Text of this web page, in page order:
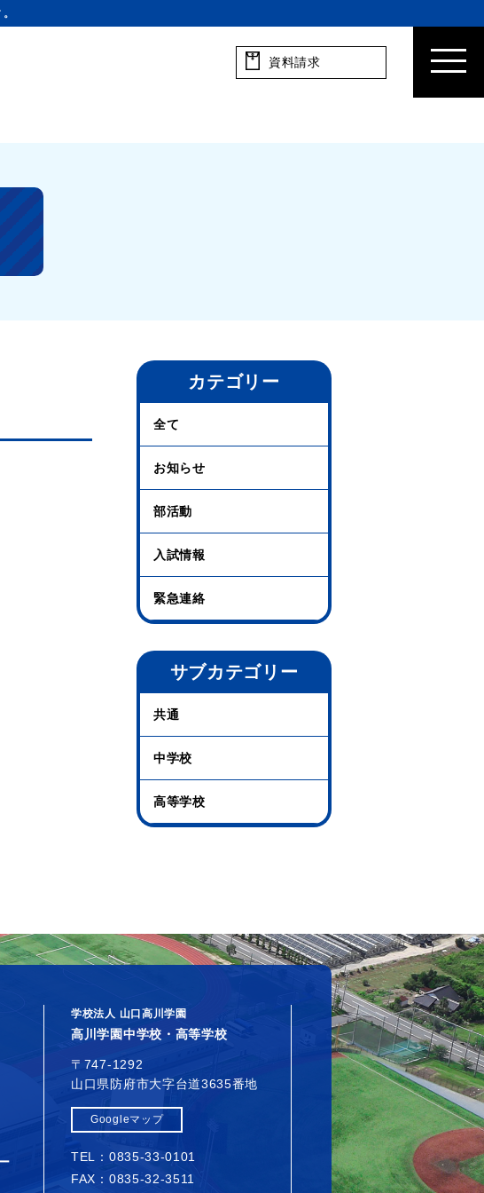
資料請求
カテゴリー
全て
お知らせ
部活動
入試情報
緊急連絡
サブカテゴリー
共通
中学校
高等学校
学校法人 山口高川学園
高川学園中学校・高等学校
〒747-1292
山口県防府市大字台道3635番地
Googleマップ
TEL：0835-33-0101
FAX：0835-32-3511